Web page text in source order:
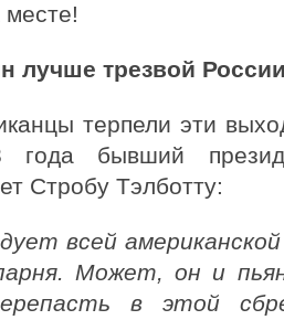
месте!
лучше трезвой
терпели эти
года бывший
Стробу Тэлботту:
всей
парня. Может, он и
в этой